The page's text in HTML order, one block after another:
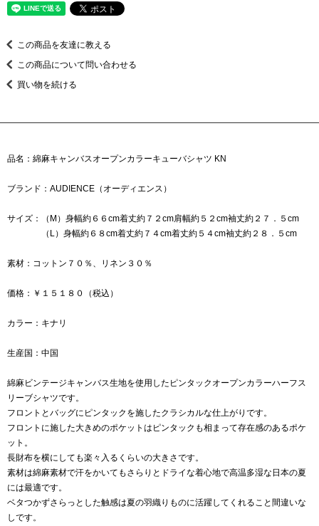
この商品を友達に教える
この商品について問い合わせる
買い物を続ける
品名：綿麻キャンバスオープンカラーキューバシャツ KN
ブランド：AUDIENCE（オーディエンス）
サイズ：（M）身幅約６６cm着丈約７２cm肩幅約５２cm袖丈約２７．５cm
（L）身幅約６８cm着丈約７４cm着丈約５４cm袖丈約２８．５cm
素材：コットン７０％、リネン３０％
価格：￥１５１８０（税込）
カラー：キナリ
生産国：中国
綿麻ビンテージキャンバス生地を使用したピンタックオープンカラーハーフス
リーブシャツです。
フロントとバッグにピンタックを施したクラシカルな仕上がりです。
フロントに施した大きめのポケットはピンタックも相まって存在感のあるポケ
ット。
長財布を横にしても楽々入るくらいの大きさです。
素材は綿麻素材で汗をかいてもさらりとドライな着心地で高温多湿な日本の夏
には最適です。
ベタつかずさらっとした触感は夏の羽織りものに活躍してくれること間違いな
しです。